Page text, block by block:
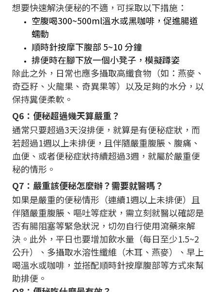
想要快速解決便秘的不適，可採取以下措施：
空腹喝300~500ml溫水或黑咖啡，促進腸道
蠕動
順時針按摩下腹部 5~10 分鐘
排便時在腳下放一個小凳子，模擬蹲姿
除此之外，日常也應多攝取高纖食物（如：燕麥、
奇亞籽、火龍果、奇異果等）以及足夠的水分，以
保持糞便柔軟。
Q6：便秘超過幾天算嚴重？
通常只要超過3天沒排便，就算是有便秘症狀，而
若超過1週以上未排便，且伴隨嚴重腹脹、腹痛、
血便、或者便秘症狀持續超過3週，就屬於嚴重便
秘的情形。
Q7：嚴重該便秘怎麼辦？需要就醫嗎？
如果是嚴重的便秘情形（連續1週以上未排便）且
伴隨嚴重腹脹、嘔吐等症狀，需立刻就醫以確認是
否有腸阻塞等緊急狀況，切勿自行使用瀉藥來解
決。此外，平日也要增加飲水量（每日至少1.5~2
公升）、多攝取水溶性纖維（木耳、燕麥）、早上
喝溫水或咖啡，並搭配順時針按摩腹部等方式來幫
助排便。